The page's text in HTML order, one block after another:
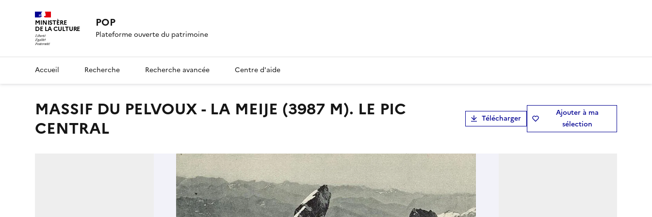
MINISTÈRE
DE LA CULTURE POP
Plateforme ouverte du patrimoine
Accueil Recherche Recherche avancée Centre d'aide
MASSIF DU PELVOUX - LA MEIJE (3987 M). LE PIC
CENTRAL
Télécharger
Ajouter à ma
sélection